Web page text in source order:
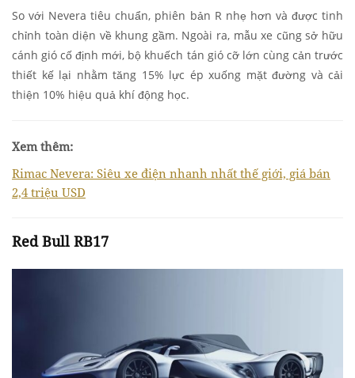
So với Nevera tiêu chuẩn, phiên bản R nhẹ hơn và được tinh
chỉnh toàn diện về khung gầm. Ngoài ra, mẫu xe cũng sở hữu
cánh gió cố định mới, bộ khuếch tán gió cỡ lớn cùng cản trước
thiết kế lại nhằm tăng 15% lực ép xuống mặt đường và cải
thiện 10% hiệu quả khí động học.
Xem thêm:
Rimac Nevera: Siêu xe điện nhanh nhất thế giới, giá bán
2,4 triệu USD
Red Bull RB17